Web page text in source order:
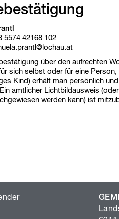
5574 42168 102
über den aufrechten
sich selbst oder für eine
Kind) erhält man persönlich
amtlicher Lichtbildausweis
werden kann) ist